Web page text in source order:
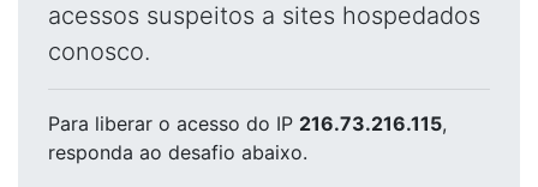
acessos suspeitos a sites hospedados
conosco.
Para liberar o acesso do IP 216.73.216.115,
responda ao desafio abaixo.